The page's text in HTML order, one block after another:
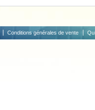
Conditions générales de vente